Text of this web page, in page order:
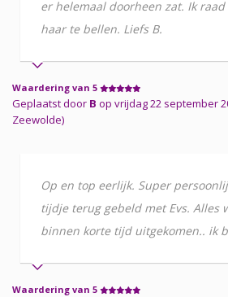
er helemaal doorheen zat. Ik
haar te bellen. Liefs B.
Waardering van 5
Geplaatst door B op vrijdag 22 september
Zeewolde)
Op en top eerlijk. Super
tijdje terug gebeld met Evs. Alles
binnen korte tijd uitgekomen.. ik
Waardering van 5